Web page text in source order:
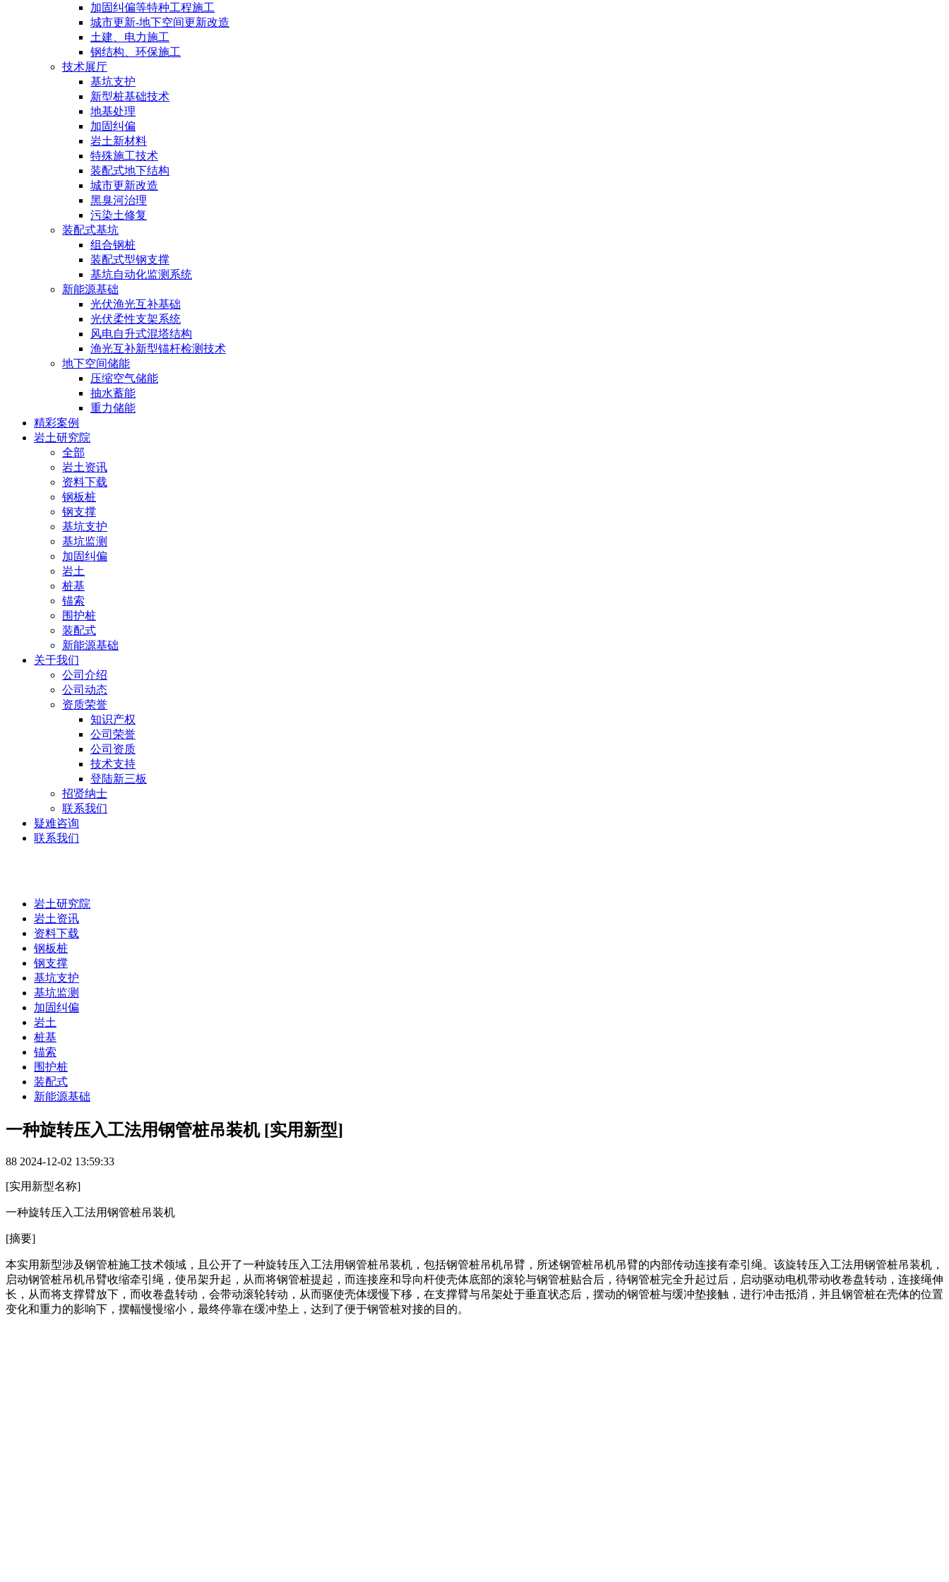
加固纠偏等特种工程施工
城市更新-地下空间更新改造
土建、电力施工
钢结构、环保施工
技术展厅
基坑支护
新型桩基础技术
地基处理
加固纠偏
岩土新材料
特殊施工技术
装配式地下结构
城市更新改造
黑臭河治理
污染土修复
装配式基坑
组合钢桩
装配式型钢支撑
基坑自动化监测系统
新能源基础
光伏渔光互补基础
光伏柔性支架系统
风电自升式混塔结构
渔光互补新型锚杆检测技术
地下空间储能
压缩空气储能
抽水蓄能
重力储能
精彩案例
岩土研究院
全部
岩土资讯
资料下载
钢板桩
钢支撑
基坑支护
基坑监测
加固纠偏
岩土
桩基
锚索
围护桩
装配式
新能源基础
关于我们
公司介绍
公司动态
资质荣誉
知识产权
公司荣誉
公司资质
技术支持
登陆新三板
招贤纳士
联系我们
疑难咨询
联系我们
岩土研究院
岩土资讯
资料下载
钢板桩
钢支撑
基坑支护
基坑监测
加固纠偏
岩土
桩基
锚索
围护桩
装配式
新能源基础
一种旋转压入工法用钢管桩吊装机 [实用新型]
88 2024-12-02 13:59:33
[实用新型名称]
一种旋转压入工法用钢管桩吊装机
[摘要]
本实用新型涉及钢管桩施工技术领域，且公开了一种旋转压入工法用钢管桩吊装机，包括钢管桩吊机吊臂，所述钢管桩吊机吊臂的内部传动连接有牵引绳。该旋转压入工法用钢管桩吊装机，
启动钢管桩吊机吊臂收缩牵引绳，使吊架升起，从而将钢管桩提起，而连接座和导向杆使壳体底部的滚轮与钢管桩贴合后，待钢管桩完全升起过后，启动驱动电机带动收卷盘转动，连接绳伸
长，从而将支撑臂放下，而收卷盘转动，会带动滚轮转动，从而驱使壳体缓慢下移，在支撑臂与吊架处于垂直状态后，摆动的钢管桩与缓冲垫接触，进行冲击抵消，并且钢管桩在壳体的位置
变化和重力的影响下，摆幅慢慢缩小，最终停靠在缓冲垫上，达到了便于钢管桩对接的目的。